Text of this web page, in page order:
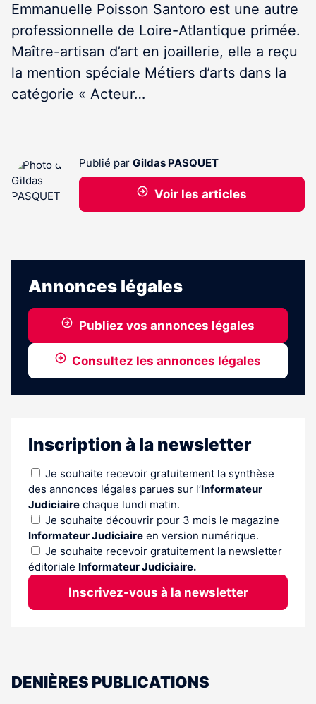
Emmanuelle Poisson Santoro est une autre
professionnelle de Loire-Atlantique primée.
Maître-artisan d’art en joaillerie, elle a reçu
la mention spéciale Métiers d’arts dans la
catégorie « Acteur…
Publié par Gildas PASQUET
Voir les articles
Annonces légales
Publiez vos annonces légales
Consultez les annonces légales
Inscription à la newsletter
Je souhaite recevoir gratuitement la synthèse
des annonces légales parues sur l’Informateur
Judiciaire chaque lundi matin.
Je souhaite découvrir pour 3 mois le magazine
Informateur Judiciaire en version numérique.
Je souhaite recevoir gratuitement la newsletter
éditoriale Informateur Judiciaire.
Inscrivez-vous à la newsletter
DENIÈRES PUBLICATIONS